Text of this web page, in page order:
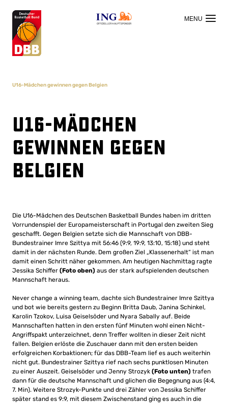
OFFIZIELLER HAUPTSPONSOR
U16-Mädchen gewinnen gegen Belgien
U16-Mädchen
gewinnen gegen
Belgien
Die U16-Mädchen des Deutschen Basketball Bundes haben im dritten
Vorrundenspiel der Europameisterschaft in Portugal den zweiten Sieg
geschafft. Gegen Belgien setzte sich die Mannschaft von DBB-
Bundestrainer Imre Szittya mit 56:46 (9:9, 19:9, 13:10, 15:18) und steht
damit in der nächsten Runde. Dem großen Ziel „Klassenerhalt“ ist man
damit einen Schritt näher gekommen. Am heutigen Nachmittag ragte
Jessika Schiffer (Foto oben) aus der stark aufspielenden deutschen
Mannschaft heraus.
Never change a winning team, dachte sich Bundestrainer Imre Szittya
und bot wie bereits gestern zu Beginn Britta Daub, Janina Schinkel,
Karolin Tzokov, Luisa Geiselsöder und Nyara Sabally auf. Beide
Mannschaften hatten in den ersten fünf Minuten wohl einen Nicht-
Angriffspakt unterzeichnet, denn Treffer wollten in dieser Zeit nicht
fallen. Belgien erlöste die Zuschauer dann mit den ersten beiden
erfolgreichen Korbaktionen; für das DBB-Team lief es auch weiterhin
nicht gut. Bundestrainer Szittya rief nach sechs punktlosen Minuten
zu einer Auszeit. Geiselsöder und Jenny Strozyk (Foto unten) trafen
dann für die deutsche Mannschaft und glichen die Begegnung aus (4:4,
7. Min). Weitere Strozyk-Punkte und drei Zähler von Jessika Schiffer
später stand es 9:9, mit diesem Zwischenstand ging es auch in die